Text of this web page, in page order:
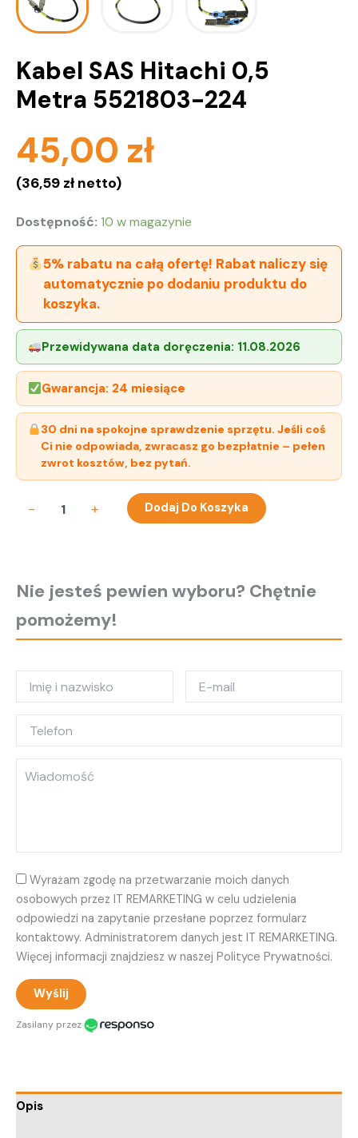
Kabel SAS Hitachi 0,5
Metra 5521803-224
45,00 zł
(36,59 zł netto)
Dostępność: 10 w magazynie
5% rabatu na całą ofertę! Rabat naliczy się
automatycznie po dodaniu produktu do
koszyka.
Przewidywana data doręczenia: 11.08.2026
Gwarancja: 24 miesiące
30 dni na spokojne sprawdzenie sprzętu. Jeśli coś
Ci nie odpowiada, zwracasz go bezpłatnie – pełen
zwrot kosztów, bez pytań.
-
5521803-
+ Dodaj Do Koszyka
Nie jesteś pewien wyboru? Chętnie
pomożemy!
Wyrażam zgodę na przetwarzanie moich danych
osobowych przez IT REMARKETING w celu udzielenia
odpowiedzi na zapytanie przesłane poprzez formularz
kontaktowy. Administratorem danych jest IT REMARKETING.
Więcej informacji znajdziesz w naszej Polityce Prywatności.
Wyślij
Zasilany przez
Opis